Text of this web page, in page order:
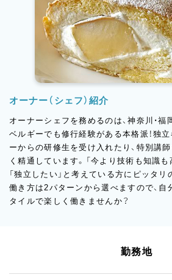
オーナー（シェフ）紹介
オーナーシェフを務めるのは、神奈川・福
ベルギーでも修行経験がある本格派！独
ーからの研修生を受け入れたり、特別講
く精通しています。「今より技術も知識も
「独立したい」と考えている方にピッタリ
働き方は2パターンから選べますので、自
タイルで楽しく働きませんか？
勤務地